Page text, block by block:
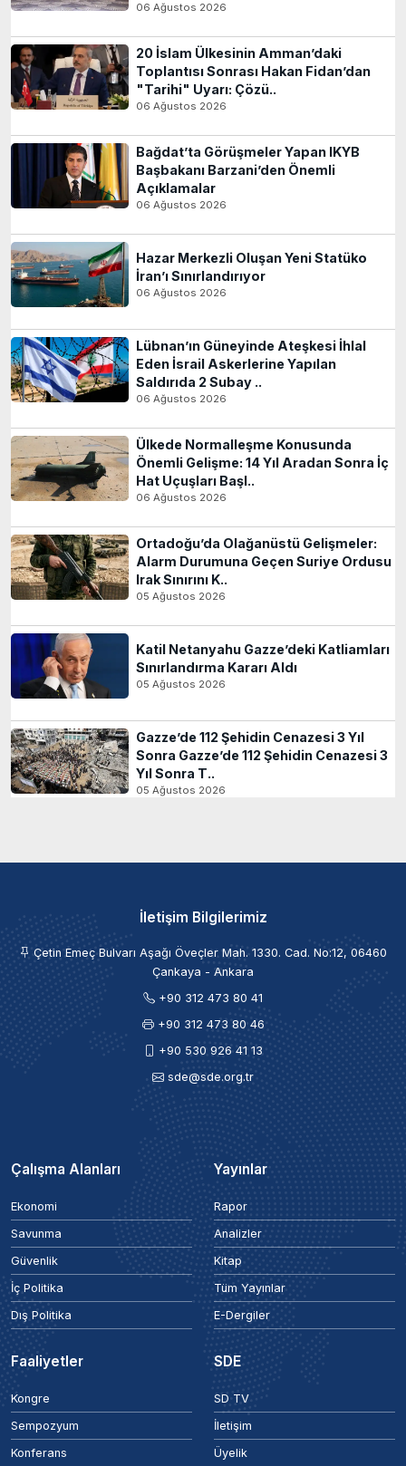
06 Ağustos 2026
20 İslam Ülkesinin Amman’daki
Toplantısı Sonrası Hakan Fidan’dan
"Tarihi" Uyarı: Çözü..
06 Ağustos 2026
Bağdat’ta Görüşmeler Yapan IKYB
Başbakanı Barzani’den Önemli
Açıklamalar
06 Ağustos 2026
Hazar Merkezli Oluşan Yeni Statüko
İran’ı Sınırlandırıyor
06 Ağustos 2026
Lübnan’ın Güneyinde Ateşkesi İhlal
Eden İsrail Askerlerine Yapılan
Saldırıda 2 Subay ..
06 Ağustos 2026
Ülkede Normalleşme Konusunda
Önemli Gelişme: 14 Yıl Aradan Sonra İç
Hat Uçuşları Başl..
06 Ağustos 2026
Ortadoğu’da Olağanüstü Gelişmeler:
Alarm Durumuna Geçen Suriye Ordusu
Irak Sınırını K..
05 Ağustos 2026
Katil Netanyahu Gazze’deki Katliamları
Sınırlandırma Kararı Aldı
05 Ağustos 2026
Gazze’de 112 Şehidin Cenazesi 3 Yıl
Sonra Gazze’de 112 Şehidin Cenazesi 3
Yıl Sonra T..
05 Ağustos 2026
İletişim Bilgilerimiz
Çetin Emeç Bulvarı Aşağı Öveçler Mah. 1330. Cad. No:12, 06460
Çankaya - Ankara
+90 312 473 80 41
+90 312 473 80 46
+90 530 926 41 13
sde@sde.org.tr
Çalışma Alanları
Ekonomi
Savunma
Güvenlik
İç Politika
Dış Politika
Yayınlar
Rapor
Analizler
Kitap
Tüm Yayınlar
E-Dergiler
Faaliyetler
Kongre
Sempozyum
Konferans
SDE
SD TV
İletişim
Üyelik